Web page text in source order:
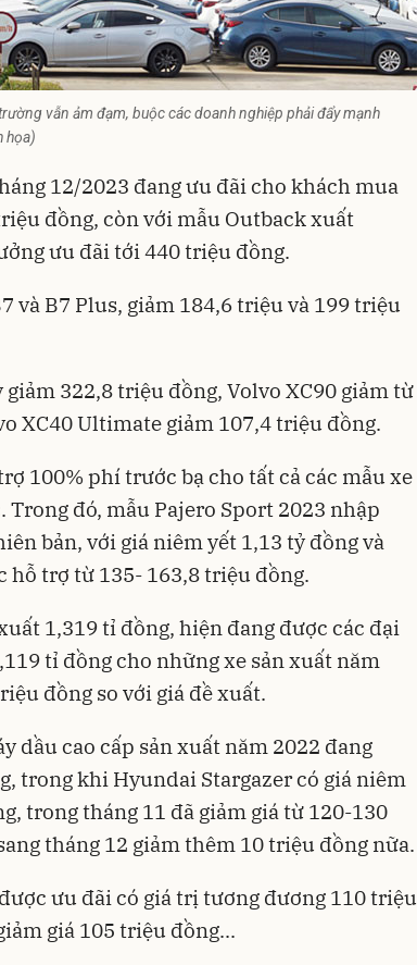
vẫn ảm đạm, buộc các doanh nghiệp phải đẩy mạnh
họa)
12/2023 đang ưu đãi cho khách mua
đồng, còn với mẫu Outback xuất
ưu đãi tới 440 triệu đồng.
và B7 Plus, giảm 184,6 triệu và 199 triệu
322,8 triệu đồng, Volvo XC90 giảm từ
XC40 Ultimate giảm 107,4 triệu đồng.
100% phí trước bạ cho tất cả các mẫu xe
đó, mẫu Pajero Sport 2023 nhập
bản, với giá niêm yết 1,13 tỷ đồng và
hỗ trợ từ 135- 163,8 triệu đồng.
1,319 tỉ đồng, hiện đang được các đại
tỉ đồng cho những xe sản xuất năm
đồng so với giá đề xuất.
dầu cao cấp sản xuất năm 2022 đang
trong khi Hyundai Stargazer có giá niêm
trong tháng 11 đã giảm giá từ 120-130
tháng 12 giảm thêm 10 triệu đồng nữa.
ưu đãi có giá trị tương đương 110 triệu
giá 105 triệu đồng...